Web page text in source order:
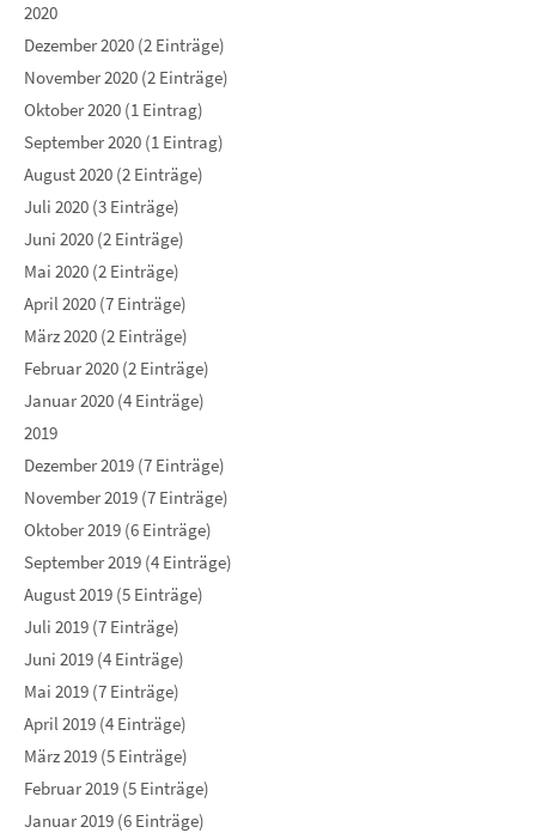
2020
Dezember 2020 (2 Einträge)
November 2020 (2 Einträge)
Oktober 2020 (1 Eintrag)
September 2020 (1 Eintrag)
August 2020 (2 Einträge)
Juli 2020 (3 Einträge)
Juni 2020 (2 Einträge)
Mai 2020 (2 Einträge)
April 2020 (7 Einträge)
März 2020 (2 Einträge)
Februar 2020 (2 Einträge)
Januar 2020 (4 Einträge)
2019
Dezember 2019 (7 Einträge)
November 2019 (7 Einträge)
Oktober 2019 (6 Einträge)
September 2019 (4 Einträge)
August 2019 (5 Einträge)
Juli 2019 (7 Einträge)
Juni 2019 (4 Einträge)
Mai 2019 (7 Einträge)
April 2019 (4 Einträge)
März 2019 (5 Einträge)
Februar 2019 (5 Einträge)
Januar 2019 (6 Einträge)